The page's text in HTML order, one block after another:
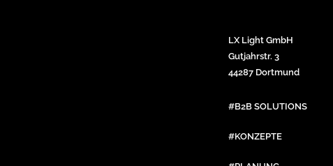
LX Light GmbH
Gutjahrstr. 3
44287 Dortmund
#B2B SOLUTIONS
#KONZEPTE